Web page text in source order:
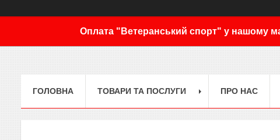
Оплата "Ветеранський спорт" у нашому
ГОЛОВНА ТОВАРИ ТА ПОСЛУГИ ПРО НАС